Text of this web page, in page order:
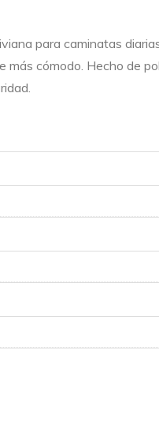
para caminatas
más cómodo. Hecho de